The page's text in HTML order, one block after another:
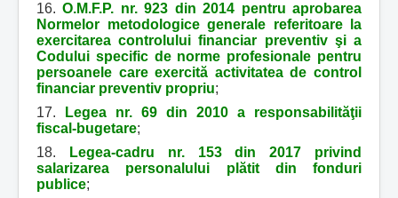
16.O.M.F.P. nr. 923 din 2014 pentru aprobarea
Normelor metodologice generale referitoare la
exercitarea controlului financiar preventiv şi a
Codului specific de norme profesionale pentru
persoanele care exercită activitatea de control
financiar preventiv propriu;
17.
Legea nr. 69 din 2010 a responsabilităţii
fiscal-bugetare;
18.
Legea-cadru nr. 153 din 2017 privind
salarizarea personalului plătit din fonduri
publice;